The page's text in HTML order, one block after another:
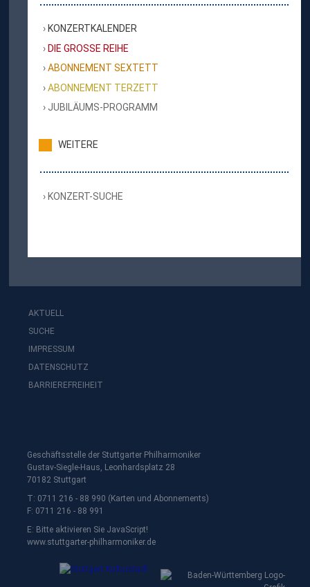
KONZERTKALENDER
DIE GROSSE REIHE
ABONNEMENT SEXTETT
ABONNEMENT TERZETT
JUBILÄUMS-PROGRAMM
WEITERE
KONZERT-SUCHE
AKTUELL
SUCHE
IMPRESSUM
DATENSCHUTZ
BARRIEREFREIHEIT
Geschäftsstelle der Stuttgarter Philharmoniker
Gustav-Siegle-Haus, Leonhardsplatz 28
70182 Stuttgart
T: 0711 216 - 88 990 (Karten und Abonnements)
F: 0711 216 - 88 991
E: Bitte aktivieren Sie JavaScript!
www.stuttgarter-philharmoniker.de